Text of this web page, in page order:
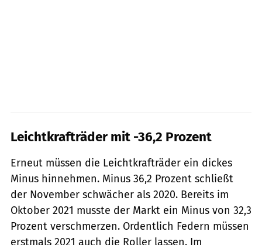
Leichtkrafträder mit -36,2 Prozent
Erneut müssen die Leichtkrafträder ein dickes
Minus hinnehmen. Minus 36,2 Prozent schließt
der November schwächer als 2020. Bereits im
Oktober 2021 musste der Markt ein Minus von 32,3
Prozent verschmerzen. Ordentlich Federn müssen
erstmals 2021 auch die Roller lassen. Im